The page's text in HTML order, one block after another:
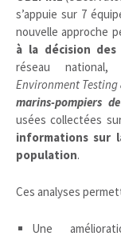
s’appuie sur 7
nouvelle approche
à la décision
réseau national,
Environment Testing
marins-pompiers
usées collectées
informations sur
population.
Ces analyses
Une